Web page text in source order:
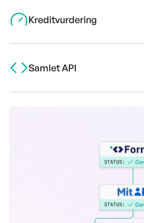
Kreditvurdering
Samlet API